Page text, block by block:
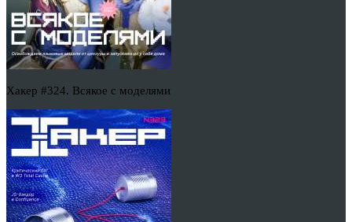
Хакер #324. Всякое с моделями